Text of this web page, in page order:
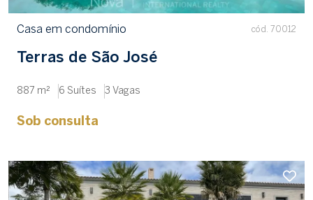
Casa em condomínio cód. 70012
Terras de São José
887 m² 6 Suítes 3 Vagas
Sob consulta